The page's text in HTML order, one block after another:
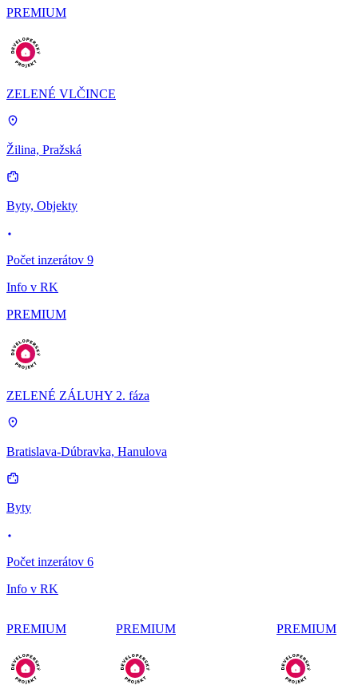
PREMIUM
ZELENÉ VLČINCE
Žilina, Pražská
Byty, Objekty
Počet inzerátov 9
Info v RK
PREMIUM
ZELENÉ ZÁLUHY 2. fáza
Bratislava-Dúbravka, Hanulova
Byty
Počet inzerátov 6
Info v RK
PREMIUM PREMIUM PREMIUM